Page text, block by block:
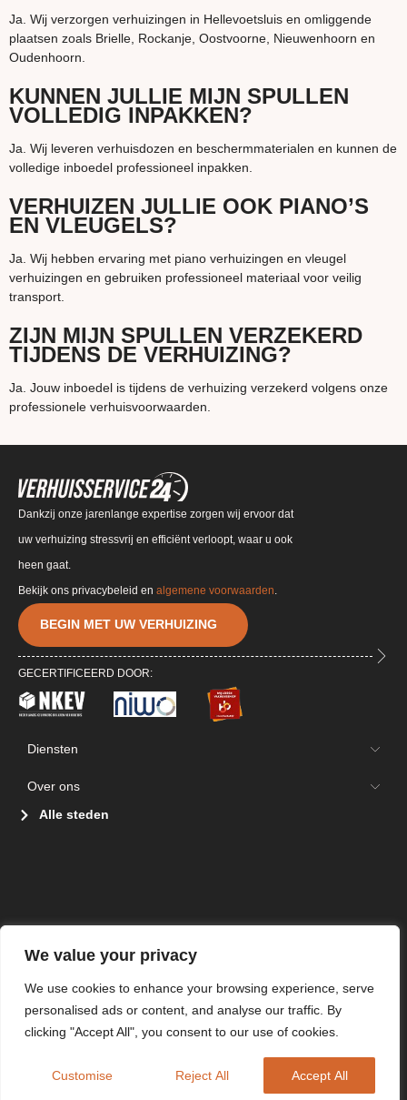
We value your privacy
We use cookies to enhance your browsing experience, serve
personalised ads or content, and analyse our traffic. By
clicking "Accept All", you consent to our use of cookies.
Customise Reject All Accept All
Ja. Wij verzorgen verhuizingen in Hellevoetsluis en omliggende
plaatsen zoals Brielle, Rockanje, Oostvoorne, Nieuwenhoorn en
Oudenhoorn.
KUNNEN JULLIE MIJN SPULLEN
VOLLEDIG INPAKKEN?
Ja. Wij leveren verhuisdozen en beschermmaterialen en kunnen de
volledige inboedel professioneel inpakken.
VERHUIZEN JULLIE OOK PIANO’S
EN VLEUGELS?
Ja. Wij hebben ervaring met piano verhuizingen en vleugel
verhuizingen en gebruiken professioneel materiaal voor veilig
transport.
ZIJN MIJN SPULLEN VERZEKERD
TIJDENS DE VERHUIZING?
Ja. Jouw inboedel is tijdens de verhuizing verzekerd volgens onze
professionele verhuisvoorwaarden.
Dankzij onze jarenlange expertise zorgen wij ervoor dat
uw verhuizing stressvrij en efficiënt verloopt, waar u ook
heen gaat.
BEGIN MET UW VERHUIZING
GECERTIFICEERD DOOR:
Diensten
Over ons
Alle steden
Bekijk ons privacybeleid en algemene voorwaarden.